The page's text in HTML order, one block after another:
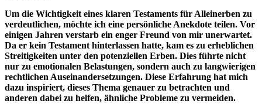
Um die Wichtigkeit eines klaren Testaments für Alleinerben zu
verdeutlichen, möchte ich eine persönliche Anekdote teilen. Vor
einigen Jahren verstarb ein enger Freund von mir unerwartet.
Da er kein Testament hinterlassen hatte, kam es zu erheblichen
Streitigkeiten unter den potenziellen Erben. Dies führte nicht
nur zu emotionalen Belastungen, sondern auch zu langwierigen
rechtlichen Auseinandersetzungen. Diese Erfahrung hat mich
dazu inspiriert, dieses Thema genauer zu betrachten und
anderen dabei zu helfen, ähnliche Probleme zu vermeiden.